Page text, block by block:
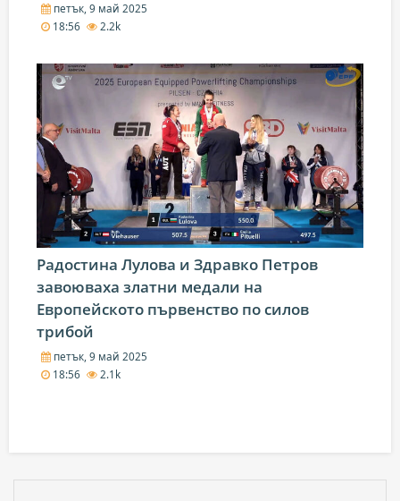
петък, 9 май 2025
18:56
2.2k
Радостина Лулова и Здравко Петров
завоюваха златни медали на
Европейското първенство по силов
трибой
петък, 9 май 2025
18:56
2.1k